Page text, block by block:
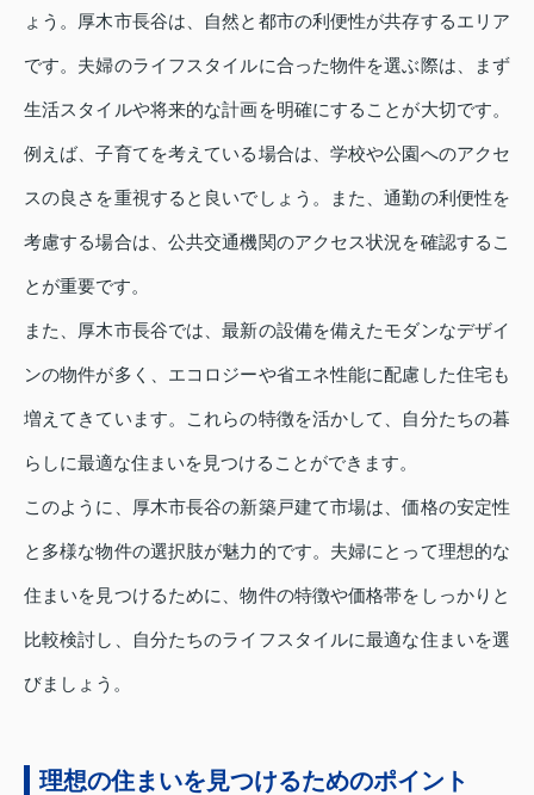
ょう。厚木市長谷は、自然と都市の利便性が共存するエリア
です。夫婦のライフスタイルに合った物件を選ぶ際は、まず
生活スタイルや将来的な計画を明確にすることが大切です。
例えば、子育てを考えている場合は、学校や公園へのアクセ
スの良さを重視すると良いでしょう。また、通勤の利便性を
考慮する場合は、公共交通機関のアクセス状況を確認するこ
とが重要です。
また、厚木市長谷では、最新の設備を備えたモダンなデザイ
ンの物件が多く、エコロジーや省エネ性能に配慮した住宅も
増えてきています。これらの特徴を活かして、自分たちの暮
らしに最適な住まいを見つけることができます。
このように、厚木市長谷の新築戸建て市場は、価格の安定性
と多様な物件の選択肢が魅力的です。夫婦にとって理想的な
住まいを見つけるために、物件の特徴や価格帯をしっかりと
比較検討し、自分たちのライフスタイルに最適な住まいを選
びましょう。
理想の住まいを見つけるためのポイント